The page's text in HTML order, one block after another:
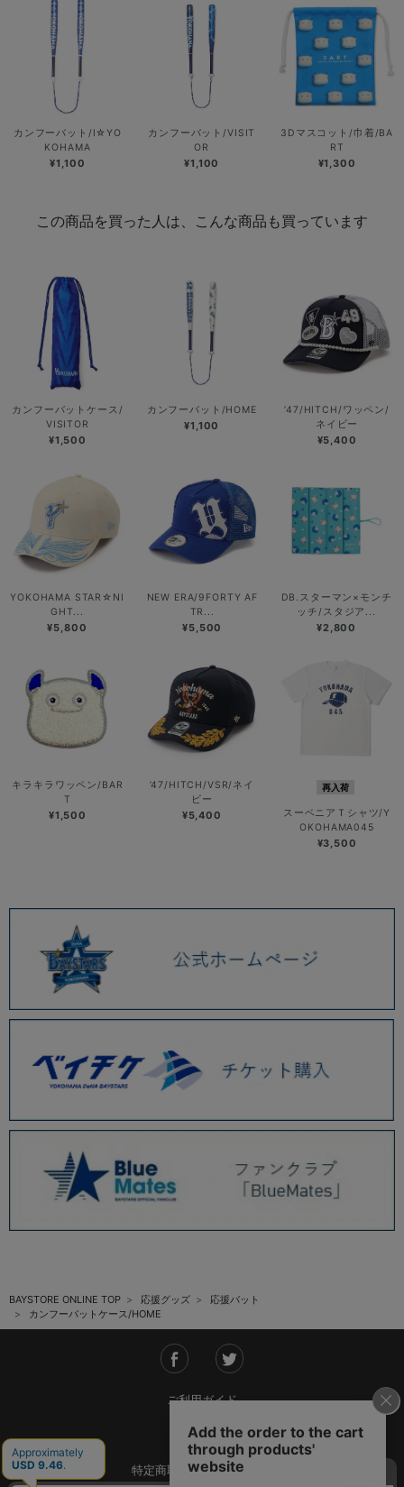
カンフーバット/I☆YO
KOHAMA
¥1,100
カンフーバット/VISIT
OR
¥1,100
3Dマスコット/巾着/BA
RT
¥1,300
この商品を買った人は、こんな商品も買っています
カンフーバットケース/
VISITOR
¥1,500
カンフーバット/HOME
¥1,100
’47/HITCH/ワッペン/
ネイビー
¥5,400
YOKOHAMA STAR☆NI
GHT...
¥5,800
NEW ERA/9FORTY AF
TR...
¥5,500
DB.スターマン×モンチ
ッチ/スタジア...
¥2,800
キラキラワッペン/BAR
T
¥1,500
’47/HITCH/VSR/ネイ
ビー
¥5,400
再入荷
スーベニアＴシャツ/Y
OKOHAMA045
¥3,500
BAYSTORE ONLINE TOP 応援グッズ
応援バット
カンフーバットケース/HOME
ご利用ガイド
会社概要
特定商取引法に基づく表記